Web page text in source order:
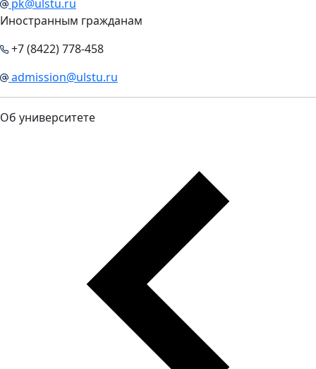
pk@ulstu.ru
Иностранным гражданам
+7 (8422) 778-458
admission@ulstu.ru
Об университете